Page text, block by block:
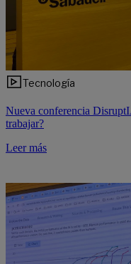
Tecnología
Nueva conferencia
trabajar?
Leer más